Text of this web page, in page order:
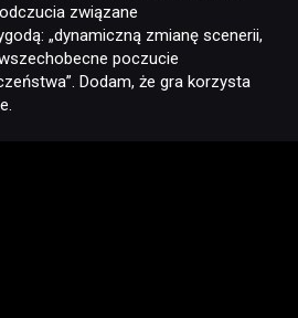
związane
„dynamiczną zmianę scenerii,
poczucie
Dodam, że gra korzysta